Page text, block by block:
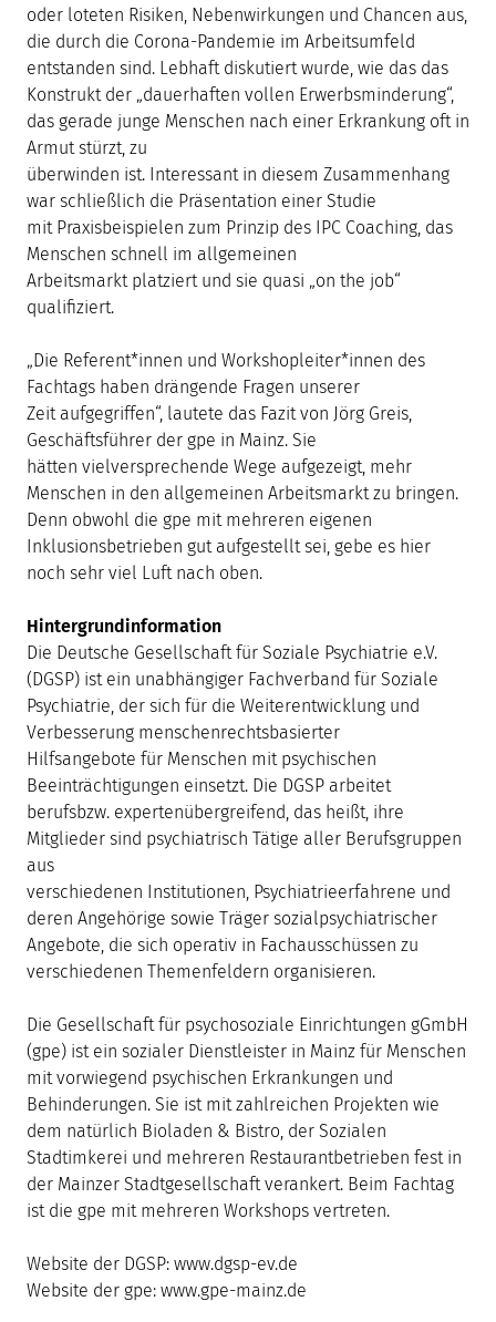
oder loteten Risiken, Nebenwirkungen und Chancen aus,
die durch die Corona-Pandemie im Arbeitsumfeld
entstanden sind. Lebhaft diskutiert wurde, wie das das
Konstrukt der „dauerhaften vollen Erwerbsminderung“,
das gerade junge Menschen nach einer Erkrankung oft in
Armut stürzt, zu
überwinden ist. Interessant in diesem Zusammenhang
war schließlich die Präsentation einer Studie
mit Praxisbeispielen zum Prinzip des IPC Coaching, das
Menschen schnell im allgemeinen
Arbeitsmarkt platziert und sie quasi „on the job“
qualifiziert.
„Die Referent*innen und Workshopleiter*innen des
Fachtags haben drängende Fragen unserer
Zeit aufgegriffen“, lautete das Fazit von Jörg Greis,
Geschäftsführer der gpe in Mainz. Sie
hätten vielversprechende Wege aufgezeigt, mehr
Menschen in den allgemeinen Arbeitsmarkt zu bringen.
Denn obwohl die gpe mit mehreren eigenen
Inklusionsbetrieben gut aufgestellt sei, gebe es hier
noch sehr viel Luft nach oben.
Hintergrundinformation
Die Deutsche Gesellschaft für Soziale Psychiatrie e.V.
(DGSP) ist ein unabhängiger Fachverband für Soziale
Psychiatrie, der sich für die Weiterentwicklung und
Verbesserung menschenrechtsbasierter
Hilfsangebote für Menschen mit psychischen
Beeinträchtigungen einsetzt. Die DGSP arbeitet
berufsbzw. expertenübergreifend, das heißt, ihre
Mitglieder sind psychiatrisch Tätige aller Berufsgruppen
aus
verschiedenen Institutionen, Psychiatrieerfahrene und
deren Angehörige sowie Träger sozialpsychiatrischer
Angebote, die sich operativ in Fachausschüssen zu
verschiedenen Themenfeldern organisieren.
Die Gesellschaft für psychosoziale Einrichtungen gGmbH
(gpe) ist ein sozialer Dienstleister in Mainz für Menschen
mit vorwiegend psychischen Erkrankungen und
Behinderungen. Sie ist mit zahlreichen Projekten wie
dem natürlich Bioladen & Bistro, der Sozialen
Stadtimkerei und mehreren Restaurantbetrieben fest in
der Mainzer Stadtgesellschaft verankert. Beim Fachtag
ist die gpe mit mehreren Workshops vertreten.
Website der DGSP: www.dgsp-ev.de
Website der gpe: www.gpe-mainz.de